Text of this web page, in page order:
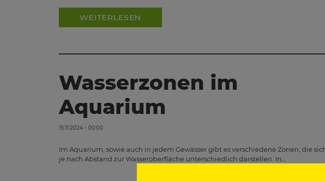
WEITERLESEN
Wasserzonen im
Aquarium
15.11.2024 - 00:00
Im Aquarium, sowie auch in jedem Gewässer gibt es verschiedene Zonen, die
je nach Abstand zur Wasseroberfläche unterschiedlich darstellen. In…